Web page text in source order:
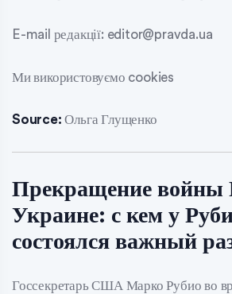
E-mail редакції: editor@pravda.ua
Ми використовуємо cookies
Source: Ольга Глущенко
Прекращение войны
Украине: с кем у
состоялся важный
Госсекретарь США Марко Рубио во